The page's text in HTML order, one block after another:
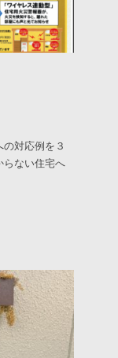
対応例を３
らない住宅へ